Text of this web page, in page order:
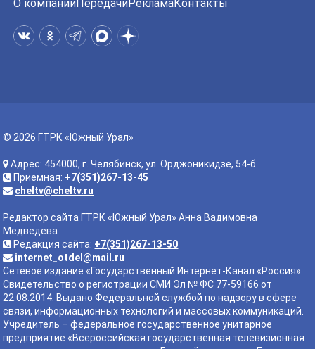
О компанииПередачиРекламаКонтакты
© 2026 ГТРК «Южный Урал»
Адрес: 454000, г. Челябинск, ул. Орджоникидзе, 54-б
Приемная: +7(351)267-13-45
cheltv@cheltv.ru
Редактор сайта ГТРК «Южный Урал» Анна Вадимовна
Медведева
Редакция сайта: +7(351)267-13-50
internet_otdel@mail.ru
Сетевое издание «Государственный Интернет-Канал «Россия».
Свидетельство о регистрации СМИ Эл № ФС 77-59166 от
22.08.2014. Выдано Федеральной службой по надзору в сфере
связи, информационных технологий и массовых коммуникаций.
Учредитель – федеральное государственное унитарное
предприятие «Всероссийская государственная телевизионная